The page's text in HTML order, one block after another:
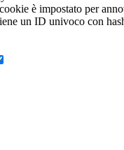
è impostato per
un ID univoco con